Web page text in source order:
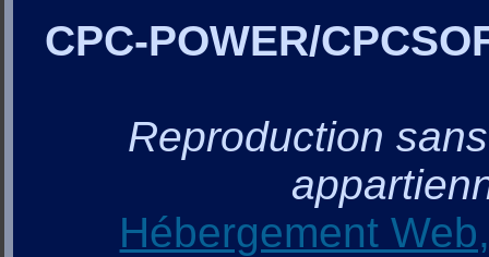
CPC-POWER/
Reproduction
Hébergement